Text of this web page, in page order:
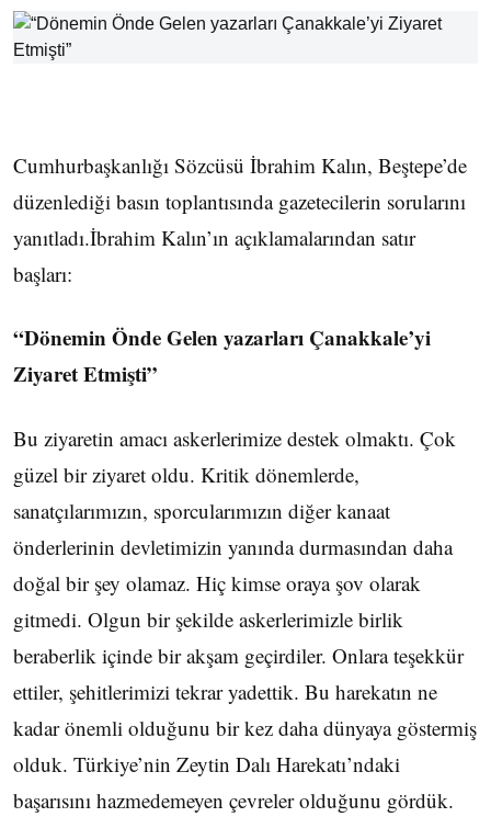
Cumhurbaşkanlığı Sözcüsü İbrahim Kalın, Beştepe’de
düzenlediği basın toplantısında gazetecilerin sorularını
yanıtladı.İbrahim Kalın’ın açıklamalarından satır
başları:
“Dönemin Önde Gelen yazarları Çanakkale’yi
Ziyaret Etmişti”
Bu ziyaretin amacı askerlerimize destek olmaktı. Çok
güzel bir ziyaret oldu. Kritik dönemlerde,
sanatçılarımızın, sporcularımızın diğer kanaat
önderlerinin devletimizin yanında durmasından daha
doğal bir şey olamaz. Hiç kimse oraya şov olarak
gitmedi. Olgun bir şekilde askerlerimizle birlik
beraberlik içinde bir akşam geçirdiler. Onlara teşekkür
ettiler, şehitlerimizi tekrar yadettik. Bu harekatın ne
kadar önemli olduğunu bir kez daha dünyaya göstermiş
olduk. Türkiye’nin Zeytin Dalı Harekatı’ndaki
başarısını hazmedemeyen çevreler olduğunu gördük.